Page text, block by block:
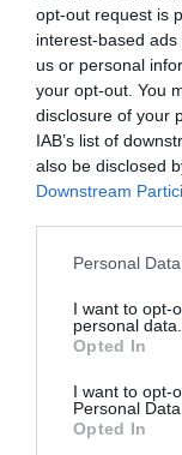
opt-out request is
interest-based
us or personal
your opt-out. You
disclosure of your
IAB’s list of
also be disclosed
Downstream
Personal
I want to opt-
personal data.
Opted In
I want to opt-
Personal Data.
Opted In
1966).
Καλών
Νικηφόρο
και
σπουδές
(1895 - 99)
Γύζη* και
Κρήτης,